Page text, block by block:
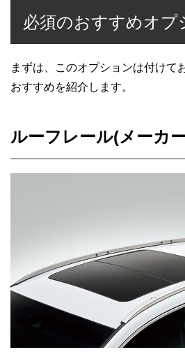
必須のおすすめオプ
まずは、このオプションは付けて
おすすめを紹介します。
ルーフレール(メーカ